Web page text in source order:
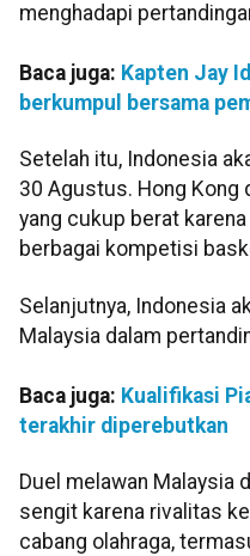
menghadapi
Baca juga: Kapten Jay
berkumpul bersama
Setelah itu, Indonesia
30 Agustus. Hong Kong
yang cukup berat
berbagai kompetisi
Selanjutnya, Indonesia
Malaysia dalam
Baca juga: Kualifikasi
terakhir diperebutkan
Duel melawan Malaysia
sengit karena rivalitas
cabang olahraga,